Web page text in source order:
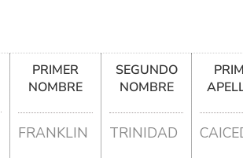
PRIMER
NOMBRE
FRANKLIN
SEGUNDO
NOMBRE
TRINIDAD